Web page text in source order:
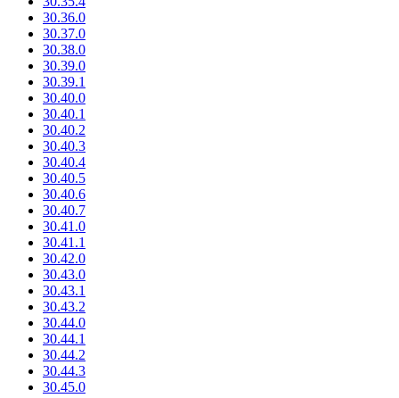
30.36.0
30.37.0
30.38.0
30.39.0
30.39.1
30.40.0
30.40.1
30.40.2
30.40.3
30.40.4
30.40.5
30.40.6
30.40.7
30.41.0
30.41.1
30.42.0
30.43.0
30.43.1
30.43.2
30.44.0
30.44.1
30.44.2
30.44.3
30.45.0